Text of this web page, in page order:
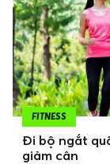
FITNESS
Đi bộ ngắt
giảm cân